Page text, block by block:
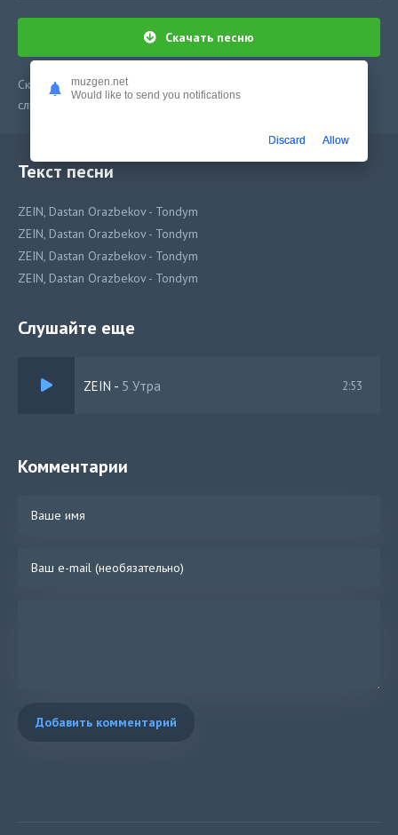
Скачать песню
Скачать песню ZEIN, Dastan Orazbekov - Tondym в mp3 или
слушать онлайн бесплатно
Текст песни
ZEIN, Dastan Orazbekov - Tondym
ZEIN, Dastan Orazbekov - Tondym
ZEIN, Dastan Orazbekov - Tondym
ZEIN, Dastan Orazbekov - Tondym
Слушайте еще
ZEIN - 5 Утра 2:53
Комментарии
Добавить комментарий
muzgen.net
Would like to send you notifications
Discard Allow